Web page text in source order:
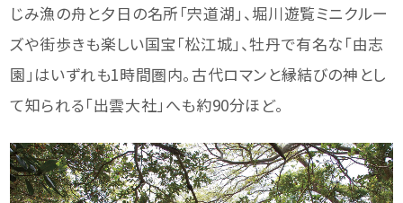
じみ漁の舟と夕日の名所「宍道湖」、堀川遊覧ミニクルー
ズや街歩きも楽しい国宝「松江城」、牡丹で有名な「由志
園」はいずれも1時間圏内。古代ロマンと縁結びの神とし
て知られる「出雲大社」へも約90分ほど。